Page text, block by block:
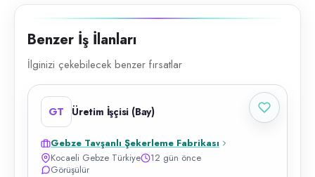
Benzer İş İlanları
İlginizi çekebilecek benzer fırsatlar
GT Üretim İşçisi (Bay)
Gebze Tavşanlı Şekerleme Fabrikası
Kocaeli Gebze Türkiye
12 gün önce
Görüşülür